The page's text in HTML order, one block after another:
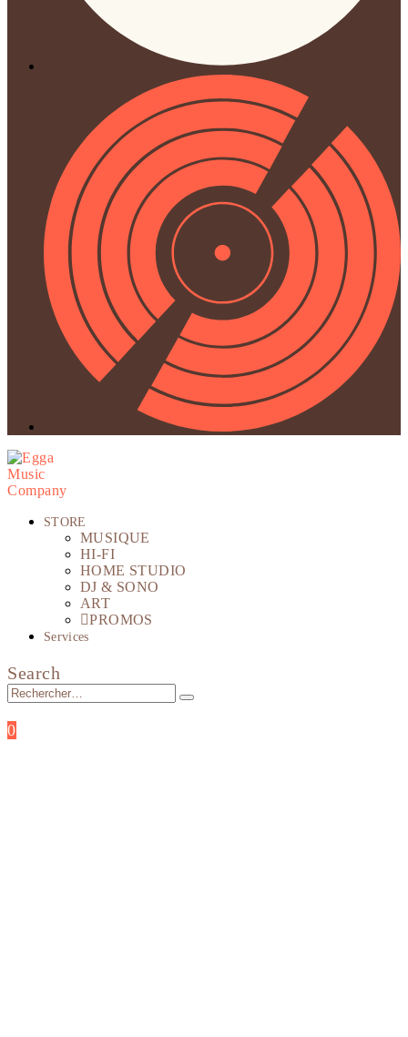
STORE
MUSIQUE
HI-FI
HOME STUDIO
DJ & SONO
ART
PROMOS
Services
Search
0